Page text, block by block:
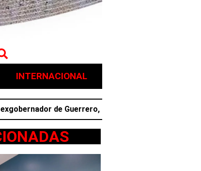
INTERNACIONAL
de Guerrero, por presunto ocultamiento de